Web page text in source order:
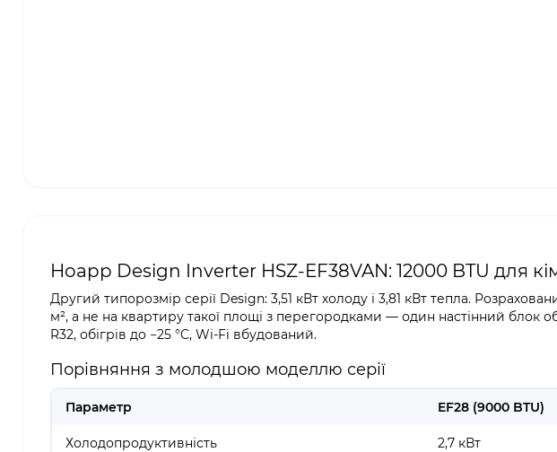
Hoapp Design Inverter HSZ-EF38VAN: 12000 BTU для
Другий типорозмір серії Design: 3,51 кВт холоду і 3,81 кВт тепла.
м², а не на квартиру такої площі з перегородками — один настінний блок
R32, обігрів до −25 °C, Wi-Fi вбудований.
Порівняння з молодшою моделлю серії
Параметр EF28 (9000 BTU)
Холодопродуктивність 2,7 кВт